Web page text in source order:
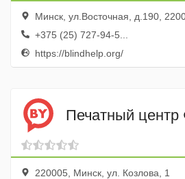
Минск, ул.Восточная, д.190,
+375 (25) 727-94-5...
https://blindhelp.org/
Печатный центр
220005, Минск, ул. Козлова, 1